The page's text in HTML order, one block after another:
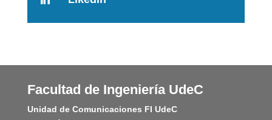
Facultad de Ingeniería UdeC
Unidad de Comunicaciones FI UdeC